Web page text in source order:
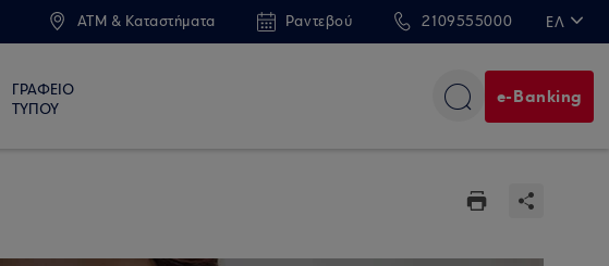
ATM & Καταστήματα Ραντεβού 2109555000 ΕΛ
ΓΡΑΦΕΙΟ
ΤΥΠΟΥ
e-Banking